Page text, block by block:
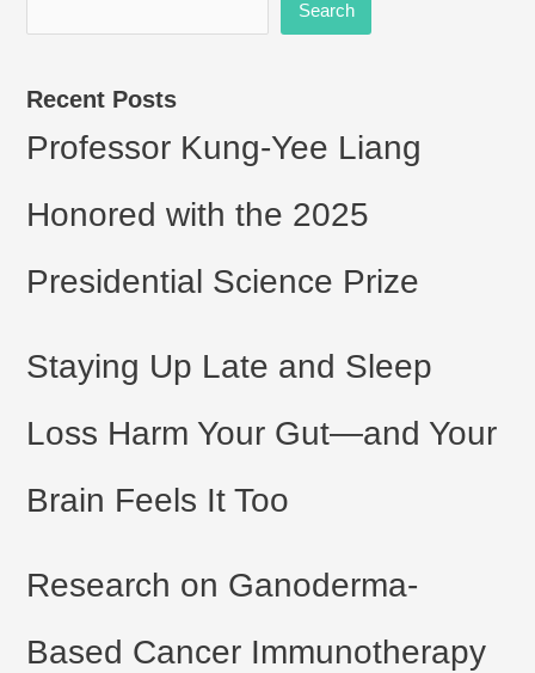
Search
Recent Posts
Professor Kung-Yee Liang
Honored with the 2025
Presidential Science Prize
Staying Up Late and Sleep
Loss Harm Your Gut—and Your
Brain Feels It Too
Research on Ganoderma-
Based Cancer Immunotherapy